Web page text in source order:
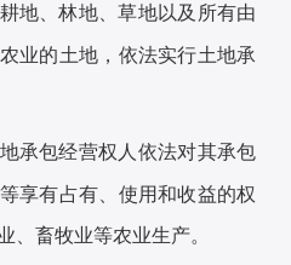
地、林地、草地以及所有由
业的土地，依法实行土地承
承包经营权人依法对其承包
享有占有、使用和收益的权
、畜牧业等农业生产。